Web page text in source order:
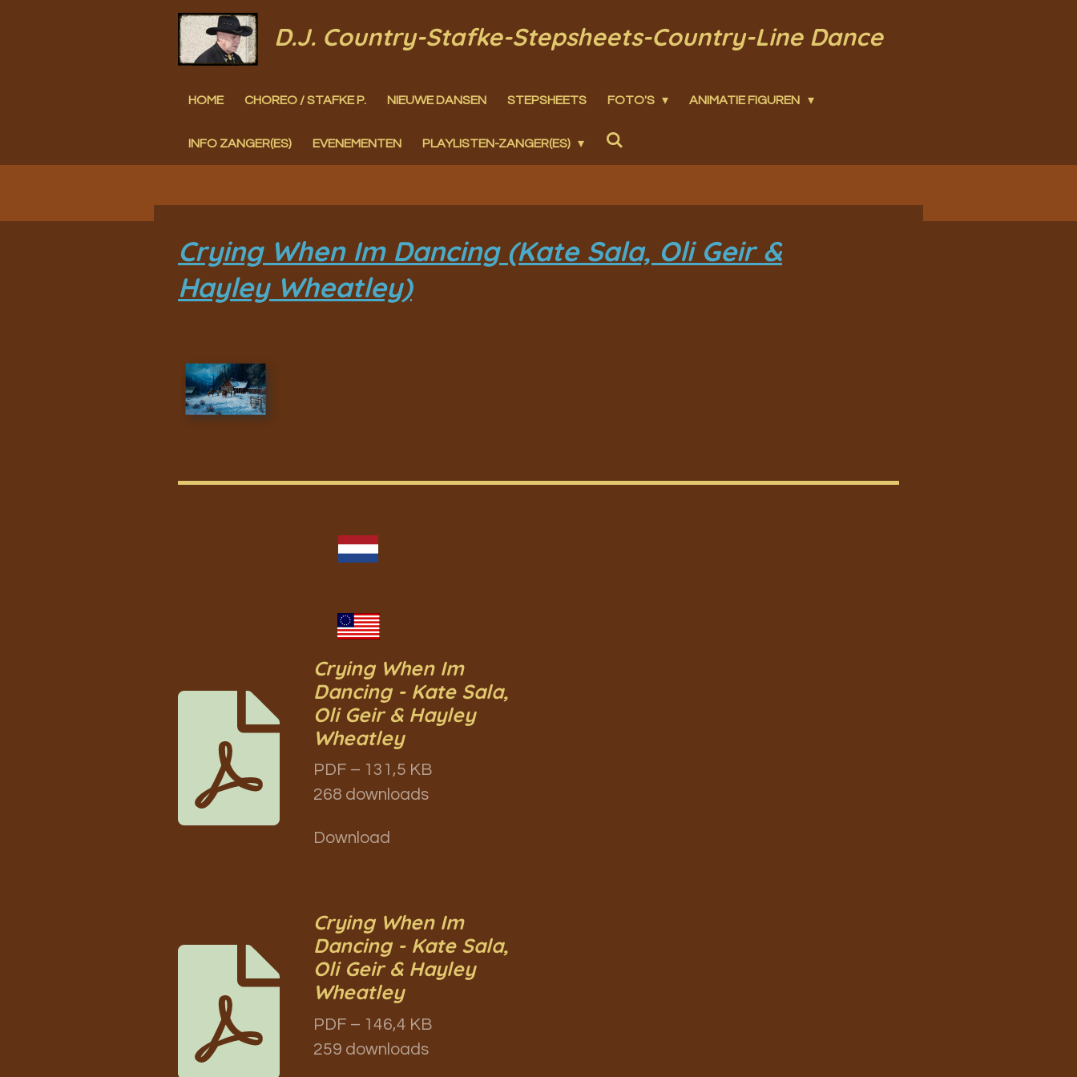
D.J. Country-Stafke-Stepsheets-Country-Line Dance
HOME CHOREO / STAFKE P. NIEUWE DANSEN STEPSHEETS FOTO'S ANIMATIE FIGUREN
INFO ZANGER(ES) EVENEMENTEN PLAYLISTEN-ZANGER(ES)
Crying When Im Dancing (Kate Sala, Oli Geir &
Hayley Wheatley)
Crying When Im
Dancing - Kate Sala,
Oli Geir & Hayley
Wheatley
PDF – 131,5 KB
268 downloads
Download
Crying When Im
Dancing - Kate Sala,
Oli Geir & Hayley
Wheatley
PDF – 146,4 KB
259 downloads